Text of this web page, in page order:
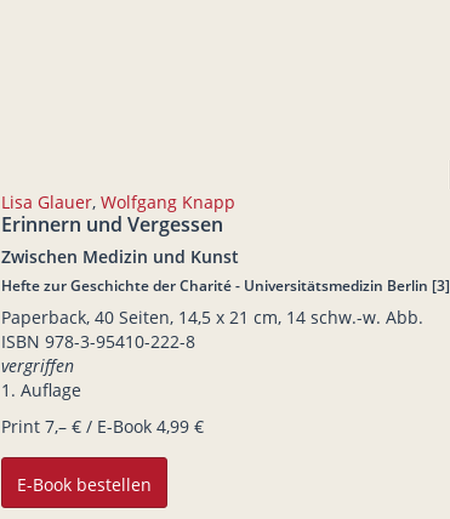
Lisa Glauer, Wolfgang Knapp
Erinnern und Vergessen
Zwischen Medizin und Kunst
Hefte zur Geschichte der Charité - Universitätsmedizin Berlin [3]
Paperback, 40 Seiten, 14,5 x 21 cm, 14 schw.-w. Abb.
ISBN 978-3-95410-222-8
vergriffen
1. Auflage
Print 7,– € / E-Book 4,99 €
E-Book bestellen